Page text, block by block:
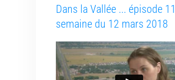
Dans la Vallée ... épisode
semaine du 12 mars 2018